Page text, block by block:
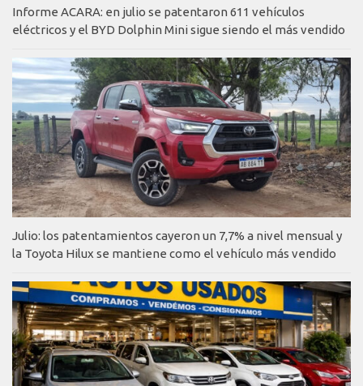
Informe ACARA: en julio se patentaron 611 vehículos
eléctricos y el BYD Dolphin Mini sigue siendo el más vendido
Julio: los patentamientos cayeron un 7,7% a nivel mensual y
la Toyota Hilux se mantiene como el vehículo más vendido